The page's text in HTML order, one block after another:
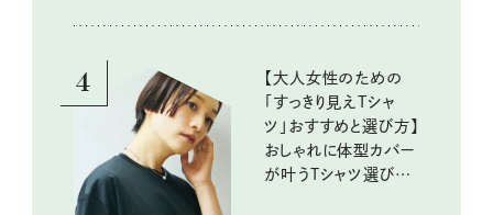
4
【大人女性のための
「すっきり見えTシャ
ツ」おすすめと選び方】
おしゃれに体型カバー
が叶うTシャツ選びの